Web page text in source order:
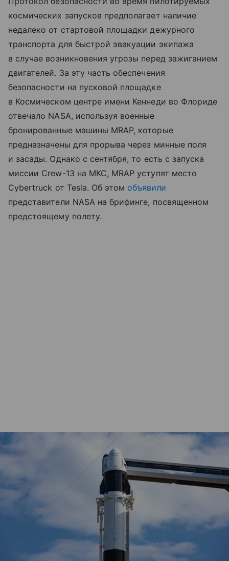
космических запусков предполагает наличие
недалеко от стартовой площадки дежурного
транспорта для быстрой эвакуации экипажа
в случае возникновения угрозы перед зажиганием
двигателей. За эту часть обеспечения
безопасности на пусковой площадке
в Космическом центре имени Кеннеди во Флориде
отвечало NASA, используя военные
бронированные машины MRAP, которые
предназначены для прорыва через минные поля
и засады. Однако с сентября, то есть с запуска
миссии Crew-13 на МКС, MRAP уступят место
Cybertruck от Tesla. Об этом объявили
представители NASA на брифинге, посвященном
предстоящему полету.